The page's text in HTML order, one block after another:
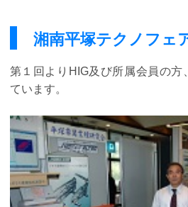
湘南平塚テクノフェ
第１回よりHIG及び所属会員の方
ています。